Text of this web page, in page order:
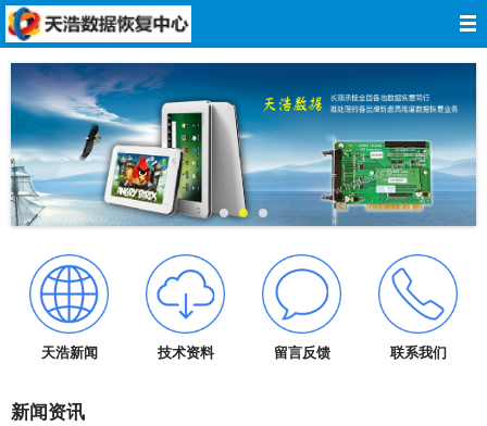
天浩新闻 技术资料 留言反馈 联系我们
新闻资讯
网站导航
关于我们
数据恢复
服务承诺
技术资料
成功案例